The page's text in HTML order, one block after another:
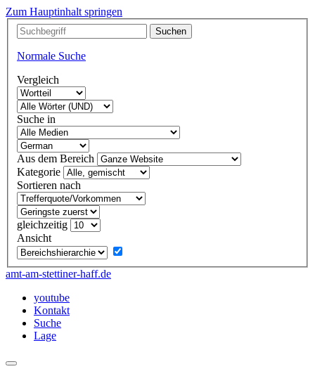
Zum Hauptinhalt springen
Normale Suche
Vergleich
Suche in
Aus dem Bereich
Kategorie
Sortieren nach
gleichzeitig
Ansicht
amt-am-stettiner-haff.de
youtube
Kontakt
Suche
Lage